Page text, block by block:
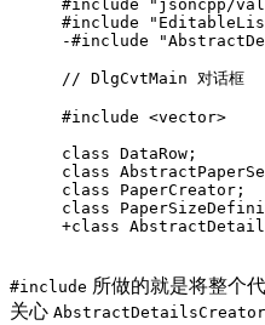
#include "jsoncpp/
#include
-#include
// DlgCvtMain 对话框
#include <vector>
class DataRow;
class
class PaperCreator;
class
+class
#include 所做的就是将整个
关心 AbstractDetailsCreator